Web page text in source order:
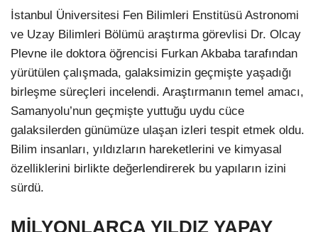
İstanbul Üniversitesi Fen Bilimleri Enstitüsü Astronomi
ve Uzay Bilimleri Bölümü araştırma görevlisi Dr. Olcay
Plevne ile doktora öğrencisi Furkan Akbaba tarafından
yürütülen çalışmada, galaksimizin geçmişte yaşadığı
birleşme süreçleri incelendi. Araştırmanın temel amacı,
Samanyolu’nun geçmişte yuttuğu uydu cüce
galaksilerden günümüze ulaşan izleri tespit etmek oldu.
Bilim insanları, yıldızların hareketlerini ve kimyasal
özelliklerini birlikte değerlendirerek bu yapıların izini
sürdü.
MİLYONLARCA YILDIZ YAPAY